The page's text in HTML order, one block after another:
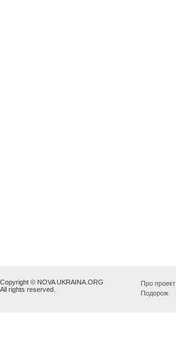
Copyright © NOVA UKRAINA.ORG
All rights reserved.
Про проект
Подорож